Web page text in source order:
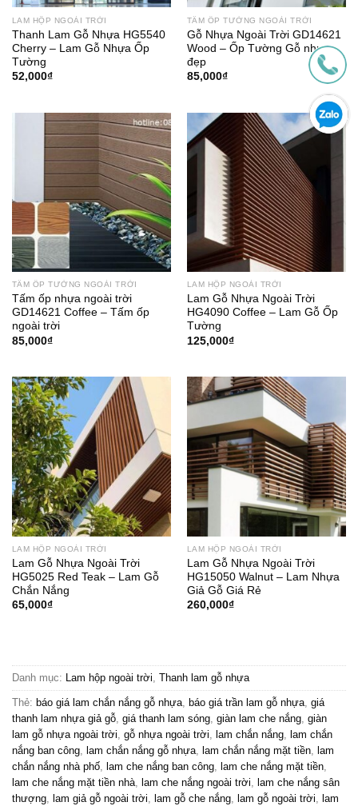
LAM HỘP NGOÀI TRỜI
Thanh Lam Gỗ Nhựa HG5540
Cherry – Lam Gỗ Nhựa Ốp
Tường
52,000₫
TẤM ỐP TƯỜNG NGOÀI TRỜI
Gỗ Nhựa Ngoài Trời GD14621
Wood – Ốp Tường Gỗ nhựa
đẹp
85,000₫
TẤM ỐP TƯỜNG NGOÀI TRỜI
Tấm ốp nhựa ngoài trời
GD14621 Coffee – Tấm ốp
ngoài trời
85,000₫
LAM HỘP NGOÀI TRỜI
Lam Gỗ Nhựa Ngoài Trời
HG4090 Coffee – Lam Gỗ Ốp
Tường
125,000₫
LAM HỘP NGOÀI TRỜI
Lam Gỗ Nhựa Ngoài Trời
HG5025 Red Teak – Lam Gỗ
Chắn Nắng
65,000₫
LAM HỘP NGOÀI TRỜI
Lam Gỗ Nhựa Ngoài Trời
HG15050 Walnut – Lam Nhựa
Giả Gỗ Giá Rẻ
260,000₫
Danh mục: Lam hộp ngoài trời Thanh lam gỗ nhựa
Thẻ: báo giá lam chắn nắng gỗ nhựa báo giá trần lam gỗ nhựa giá
thanh lam nhựa giả gỗ giá thanh lam sóng giàn lam che nắng giàn
lam gỗ nhựa ngoài trời gỗ nhựa ngoài trời lam chắn nắng
lam chắn
nắng ban công
lam chắn nắng gỗ nhựa lam chắn nắng mặt tiền
lam
chắn nắng nhà phố
lam che nắng ban công lam che nắng mặt tiền
lam che nắng mặt tiền nhà
lam che nắng ngoài trời
lam che nắng sân
thượng
lam giả gỗ ngoài trời lam gỗ che nắng lam gỗ ngoài trời
lam